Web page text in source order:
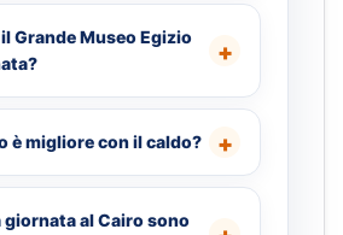
Grande Museo Egizio
è migliore con il caldo?
giornata al Cairo sono